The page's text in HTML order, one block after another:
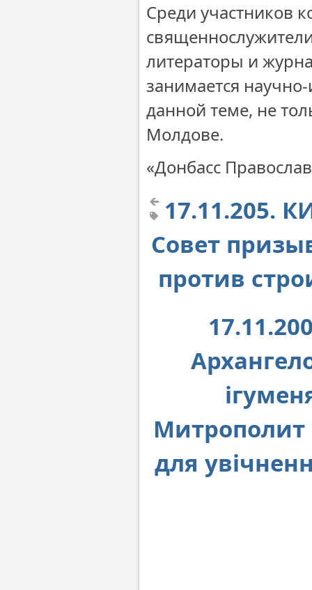
Среди участников
литераторы и
занимается
данной теме, не
Молдове.
«Донбасс
17.11.205.
Совет
против
Митрополит
для